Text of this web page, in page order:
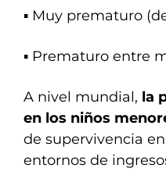
▪️ Muy prematuro
▪️ Prematuro entre
A nivel mundial, la
en los niños
de supervivencia
entornos de